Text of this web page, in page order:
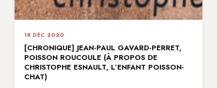
18 DÉC 2020
[CHRONIQUE] JEAN-PAUL GAVARD-PERRET,
POISSON ROUCOULE (À PROPOS DE
CHRISTOPHE ESNAULT, L’ENFANT POISSON-
CHAT)